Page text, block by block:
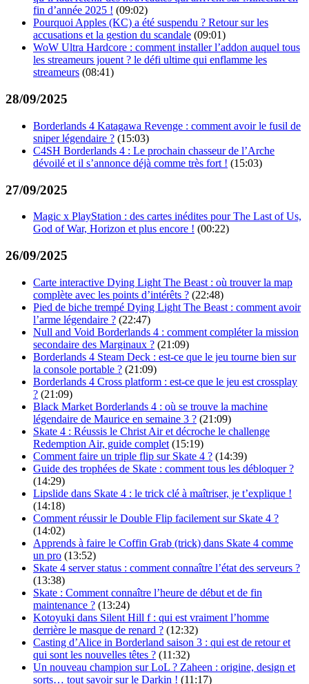
fin d’année 2025 ! (09:02)
Pourquoi Apples (KC) a été suspendu ? Retour sur les
accusations et la gestion du scandale (09:01)
WoW Ultra Hardcore : comment installer l’addon auquel tous
les streameurs jouent ? le défi ultime qui enflamme les
streameurs (08:41)
28/09/2025
Borderlands 4 Katagawa Revenge : comment avoir le fusil de
sniper légendaire ? (15:03)
C4SH Borderlands 4 : Le prochain chasseur de l’Arche
dévoilé et il s’annonce déjà comme très fort ! (15:03)
27/09/2025
Magic x PlayStation : des cartes inédites pour The Last of Us,
God of War, Horizon et plus encore ! (00:22)
26/09/2025
Carte interactive Dying Light The Beast : où trouver la map
complète avec les points d’intérêts ? (22:48)
Pied de biche trempé Dying Light The Beast : comment avoir
l’arme légendaire ? (22:47)
Null and Void Borderlands 4 : comment compléter la mission
secondaire des Marginaux ? (21:09)
Borderlands 4 Steam Deck : est-ce que le jeu tourne bien sur
la console portable ? (21:09)
Borderlands 4 Cross platform : est-ce que le jeu est crossplay
? (21:09)
Black Market Borderlands 4 : où se trouve la machine
légendaire de Maurice en semaine 3 ? (21:09)
Skate 4 : Réussis le Christ Air et décroche le challenge
Redemption Air, guide complet (15:19)
Comment faire un triple flip sur Skate 4 ? (14:39)
Guide des trophées de Skate : comment tous les débloquer ?
(14:29)
Lipslide dans Skate 4 : le trick clé à maîtriser, je t’explique !
(14:18)
Comment réussir le Double Flip facilement sur Skate 4 ?
(14:02)
Apprends à faire le Coffin Grab (trick) dans Skate 4 comme
un pro (13:52)
Skate 4 server status : comment connaître l’état des serveurs ?
(13:38)
Skate : Comment connaître l’heure de début et de fin
maintenance ? (13:24)
Kotoyuki dans Silent Hill f : qui est vraiment l’homme
derrière le masque de renard ? (12:32)
Casting d’Alice in Borderland saison 3 : qui est de retour et
qui sont les nouvelles têtes ? (11:32)
Un nouveau champion sur LoL ? Zaheen : origine, design et
sorts… tout savoir sur le Darkin ! (11:17)